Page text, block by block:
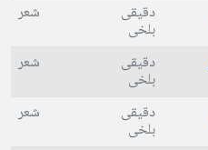
دقیقی
بلخی
شعر
دقیقی
بلخی
شعر
دقیقی
بلخی
شعر